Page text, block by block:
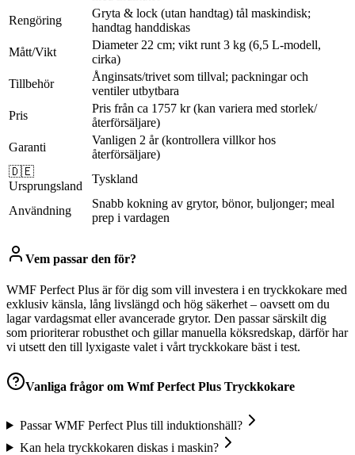
Rengöring
Gryta & lock (utan handtag) tål maskindisk;
handtag handdiskas
Mått/Vikt
Diameter 22 cm; vikt runt 3 kg (6,5 L-modell,
cirka)
Tillbehör
Ånginsats/trivet som tillval; packningar och
ventiler utbytbara
Pris
Pris från ca 1757 kr (kan variera med storlek/
återförsäljare)
Garanti
Vanligen 2 år (kontrollera villkor hos
återförsäljare)
🇩🇪
Ursprungsland
Tyskland
Användning
Snabb kokning av grytor, bönor, buljonger; meal
prep i vardagen
Vem passar den för?
WMF Perfect Plus är för dig som vill investera i en tryckkokare med
exklusiv känsla, lång livslängd och hög säkerhet – oavsett om du
lagar vardagsmat eller avancerade grytor. Den passar särskilt dig
som prioriterar robusthet och gillar manuella köksredskap, därför har
vi utsett den till lyxigaste valet i vårt tryckkokare bäst i test.
Vanliga frågor om Wmf Perfect Plus Tryckkokare
Passar WMF Perfect Plus till induktionshäll?
Kan hela tryckkokaren diskas i maskin?